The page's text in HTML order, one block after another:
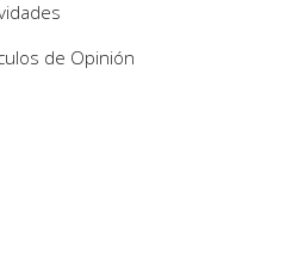
de Opinión